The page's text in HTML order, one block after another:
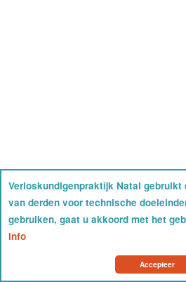
Accepteer
Verloskundigenpraktijk Natal
van derden voor technische
gebruiken, gaat u akkoord met het
info